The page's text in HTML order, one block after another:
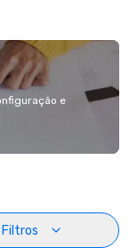
e
Filtros